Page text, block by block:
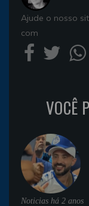
Ajude o nosso
com
VOCÊ
Noticias há 2 anos